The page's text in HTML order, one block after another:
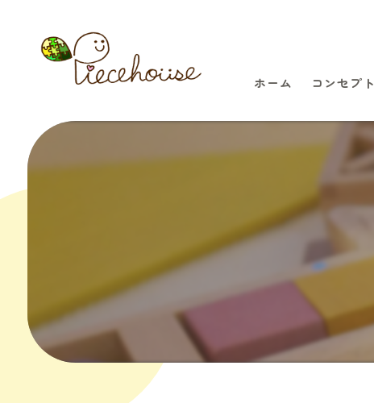
ホーム コンセプト